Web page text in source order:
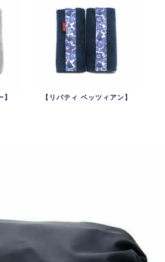
】 【リバティ ベッツィアン】